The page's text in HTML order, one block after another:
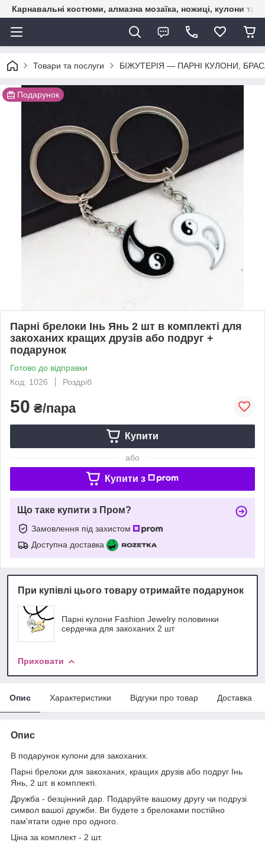
Карнавальні костюми, алмазна мозаїка, ножиці, кулони та
Товари та послуги БІЖУТЕРІЯ — ПАРНІ КУЛОНИ,
Подарунок
Парні брелоки Інь Янь 2 шт в комплекті для
закоханих кращих друзів або подруг +
подарунок
Готово до відправки
Код: 1026
Роздріб
50 ₴/пара
Купити
або
Купити з
Що таке купити з Пром?
Замовлення під захистом
Доступна доставка
При купівлі цього товару отримайте подарунок
Парні кулони Fashion Jewelry половинки
сердечка для закоханих 2 шт
Приховати
Опис Характеристики Відгуки про товар Доставка
Опис
В подарунок кулони для закоханих.
Парні брелоки для закоханих, кращих друзів або подруг Інь
Янь, 2 шт. в комплекті.
Дружба - безцінний дар. Подаруйте вашому другу чи подрузі
символ вашої дружби. Ви будете з брелоками постійно
пам'ятати одне про одного.
Ціна за комплект - 2 шт.